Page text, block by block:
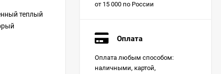
теплый
от 15 000 по России
Оплата
Оплата любым способом:
наличными, картой,